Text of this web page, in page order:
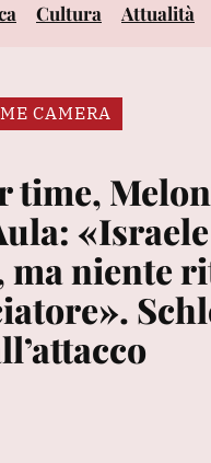
Cultura Attualità
CAMERA
time,
«Israele
ma niente